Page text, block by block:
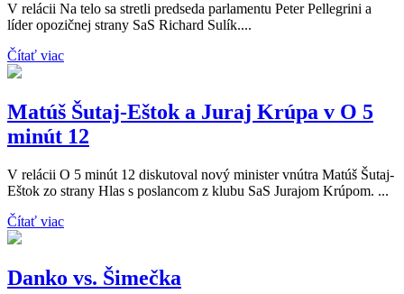
V relácii Na telo sa stretli predseda parlamentu Peter Pellegrini a
líder opozičnej strany SaS Richard Sulík....
Čítať viac
Matúš Šutaj-Eštok a Juraj Krúpa v O 5
minút 12
V relácii O 5 minút 12 diskutoval nový minister vnútra Matúš Šutaj-
Eštok zo strany Hlas s poslancom z klubu SaS Jurajom Krúpom. ...
Čítať viac
Danko vs. Šimečka